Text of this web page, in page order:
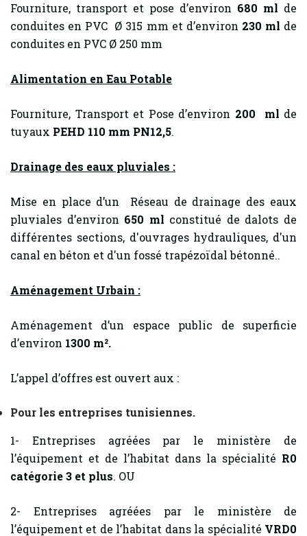
Fourniture, transport et pose d’environ 680 ml de
conduites en PVC Ø 315 mm et d’environ 230 ml de
conduites en PVC Ø 250 mm
Alimentation en Eau Potable
Fourniture, Transport et Pose d’environ 200 ml de
tuyaux PEHD 110 mm PN12,5.
Drainage des eaux pluviales :
Mise en place d’un Réseau de drainage des eaux
pluviales d’environ 650 ml constitué de dalots de
différentes sections, d'ouvrages hydrauliques, d'un
canal en béton et d'un fossé trapézoïdal bétonné..
Aménagement Urbain :
Aménagement d’un espace public de superficie
d’environ 1300 m².
L’appel d’offres est ouvert aux :
Pour les entreprises tunisiennes.
1- Entreprises agréées par le ministère de
l’équipement et de l’habitat dans la spécialité R0
catégorie 3 et plus. OU
2- Entreprises agréées par le ministère de
l’équipement et de l’habitat dans la spécialité VRD0